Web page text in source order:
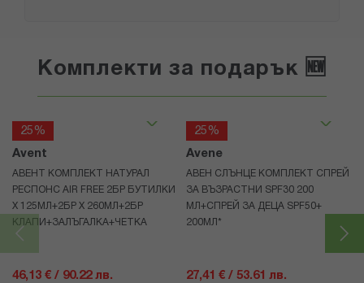
Комплекти за подарък 🆕
25%
Avent
АВЕНТ КОМПЛЕКТ НАТУРАЛ
РЕСПОНС AIR FREE 2БР БУТИЛКИ
Х 125МЛ+2БР Х 260МЛ+2БР
КЛАПИ+ЗАЛЪГАЛКА+ЧЕТКА
46,13 € / 90.22 лв.
25%
Avene
АВЕН СЛЪНЦЕ КОМПЛЕКТ СПРЕЙ
ЗА ВЪЗРАСТНИ SPF30 200
МЛ+СПРЕЙ ЗА ДЕЦА SPF50+
200МЛ*
27,41 € / 53.61 лв.